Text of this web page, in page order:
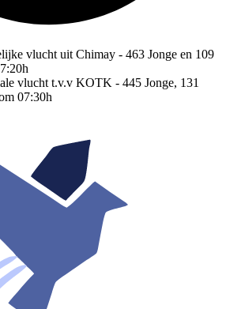
vlucht uit Chimay - 463 Jonge en 109
vlucht t.v.v KOTK - 445 Jonge, 131
07:30h